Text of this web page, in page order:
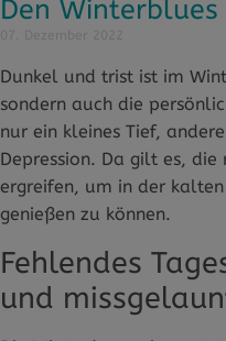
Den
Dunkel und trist ist im
sondern auch die
nur ein kleines Tief,
Depression. Da gilt es,
ergreifen, um in der
genießen zu können.
Fehlendes
und